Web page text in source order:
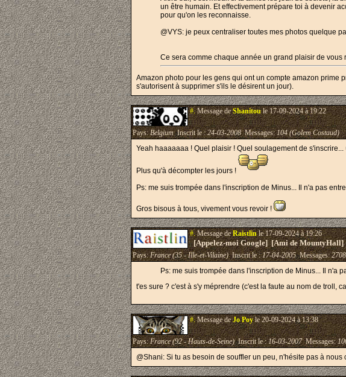
un être humain. Et effectivement prépare toi à devenir
pour qu'on les reconnaisse.
@VYS: je peux centraliser toutes mes photos quelque
Ce sera comme chaque année un grand plaisir de vous
Amazon photo pour les gens qui ont un compte amazon prime
s'autorisent à supprimer s'ils le désirent un jour).
#.Message deShanitoule 17-09-2024 à 19:22
Pays:BelgiumInscrit le :24-03-2008Messages:104 (Golem Costaud)
Yeah haaaaaaa ! Quel plaisir ! Quel soulagement de s'inscrire...
Plus qu'à décompter les jours !
Ps: me suis trompée dans l'inscription de Minus... Il n'a pas
Gros bisous à tous, vivement vous revoir !
#.Message deRaistlinle 17-09-2024 à 19:26
[Appelez-moi Google] [Ami de MountyHall]
Pays:France (35 - Ille-et-Vilaine)Inscrit le :17-04-2005Messages:
Ps: me suis trompée dans l'inscription de Minus... Il n'a
t'es sure ? c'est à s'y méprendre (c'est la faute au nom de troll,
#.Message deJo Poyle 20-09-2024 à 13:38
Pays:France (92 - Hauts-de-Seine)Inscrit le :16-03-2007Messages:
@Shani: Si tu as besoin de souffler un peu, n'hésite pas à